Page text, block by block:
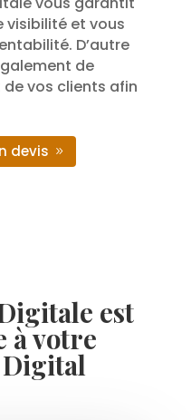
visibilité et vous
D’autre
de
vos clients afin
devis
est
à votre
Digital